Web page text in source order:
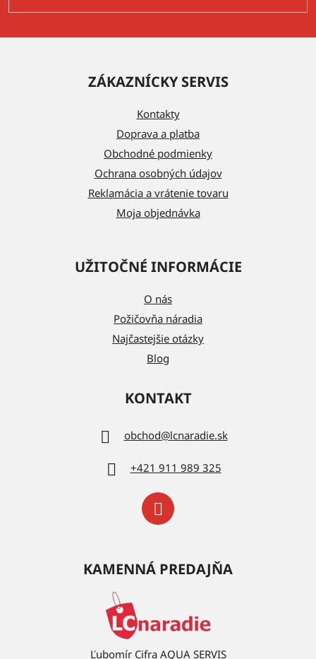
ZÁKAZNÍCKY SERVIS
Kontakty
Doprava a platba
Obchodné podmienky
Ochrana osobných údajov
Reklamácia a vrátenie tovaru
Moja objednávka
UŽITOČNÉ INFORMÁCIE
O nás
Požičovňa náradia
Najčastejšie otázky
Blog
KONTAKT
obchod@lcnaradie.sk
+421 911 989 325
KAMENNÁ PREDAJŇA
Ľubomír Cifra AQUA SERVIS